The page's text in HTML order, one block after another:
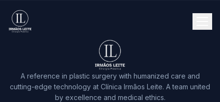
A reference in plastic surgery with humanized care and
cutting-edge technology at Clínica Irmãos Leite. A team united
by excellence and medical ethics.